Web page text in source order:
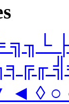
╗╖└
◊ ○